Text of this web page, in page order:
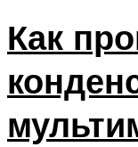
Как